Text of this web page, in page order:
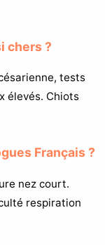
chers ?
tests
élevés. Chiots
Français ?
nez court.
respiration